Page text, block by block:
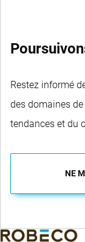
Restez informé
des domaines
tendances et du
NE